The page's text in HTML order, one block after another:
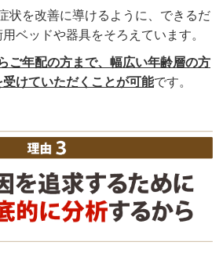
状を改善に導けるように、できるだ
ベッドや器具をそろえています。
ご年配の方まで、幅広い年齢層の方
けていただくことが可能です。